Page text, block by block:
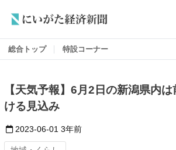
総合トップ 特設コーナー
【天気予報】6月2日の新潟県内
ける見込み
2023-06-01 3年前